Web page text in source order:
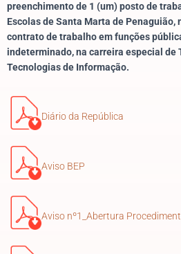
preenchimento de 1 (um) posto de
Escolas de Santa Marta de
contrato de trabalho em funções
indeterminado, na carreira especial de
Tecnologias de Informação.
Diário da República
Aviso BEP
Aviso nº1_Abertura